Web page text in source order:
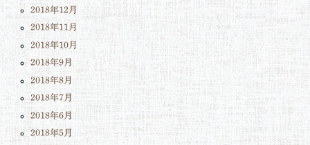
2018年12月
2018年11月
2018年10月
2018年9月
2018年8月
2018年7月
2018年6月
2018年5月